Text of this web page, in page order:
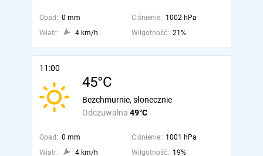
Opad: 0 mm Ciśnienie: 1002 hPa
Wiatr:
4 km/h Wilgotność: 21%
11:00
45°C
Odczuwalna 49°C
Bezchmurnie, słonecznie
Opad: 0 mm Ciśnienie: 1001 hPa
Wiatr:
4 km/h Wilgotność: 19%